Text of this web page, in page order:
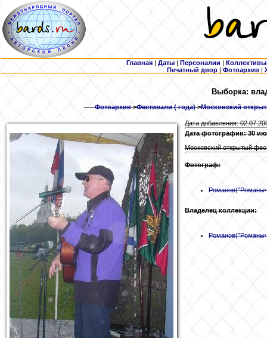
Главная | Даты | Персоналии | Коллективы
Печатный двор |Фотоархив |
Выборка:
Фотоархив>Фестивали ( года)>Московский
Дата добавления:
Дата фотографии: 30
Московский открытый
Фотограф:
Романов
Владелец коллекции:
Романов